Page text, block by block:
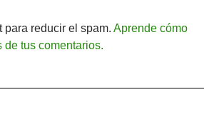
para reducir el spam. Aprende cómo
de tus comentarios.